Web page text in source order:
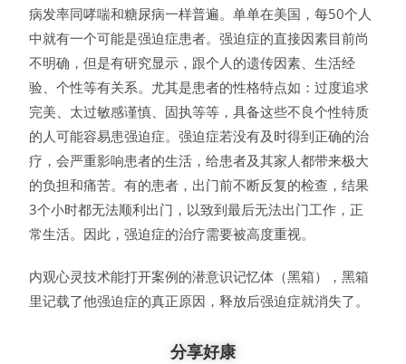
病发率同哮喘和糖尿病一样普遍。单单在美国，每50个人
中就有一个可能是强迫症患者。强迫症的直接因素目前尚
不明确，但是有研究显示，跟个人的遗传因素、生活经
验、个性等有关系。尤其是患者的性格特点如：过度追求
完美、太过敏感谨慎、固执等等，具备这些不良个性特质
的人可能容易患强迫症。强迫症若没有及时得到正确的治
疗，会严重影响患者的生活，给患者及其家人都带来极大
的负担和痛苦。有的患者，出门前不断反复的检查，结果
3个小时都无法顺利出门，以致到最后无法出门工作，正
常生活。因此，强迫症的治疗需要被高度重视。
内观心灵技术能打开案例的潜意识记忆体（黑箱），黑箱
里记载了他强迫症的真正原因，释放后强迫症就消失了。
分享好康